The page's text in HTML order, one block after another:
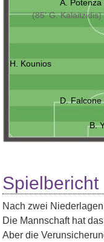
A. Potenza
(85' G. Kalaitzidis)
H. Kounios
D. Falcone
B.
Spielbericht
Nach zwei
Die Mannschaft hat
Aber die